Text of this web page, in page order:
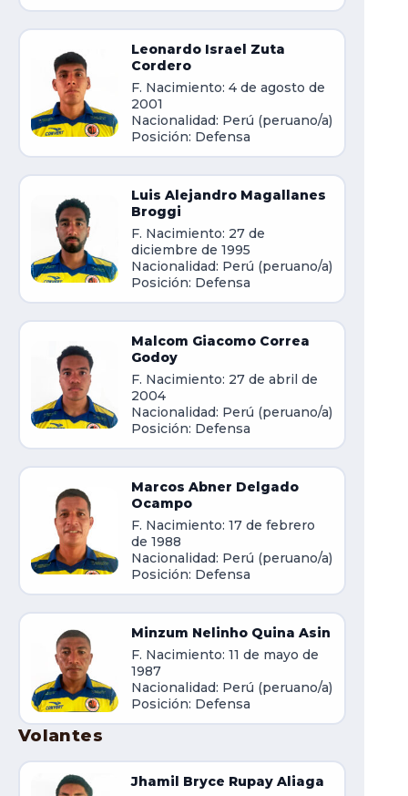
Leonardo Israel Zuta
Cordero
F. Nacimiento: 4 de agosto de
2001
Nacionalidad: Perú (peruano/a)
Posición: Defensa
Luis Alejandro Magallanes
Broggi
F. Nacimiento: 27 de
diciembre de 1995
Nacionalidad: Perú (peruano/a)
Posición: Defensa
Malcom Giacomo Correa
Godoy
F. Nacimiento: 27 de abril de
2004
Nacionalidad: Perú (peruano/a)
Posición: Defensa
Marcos Abner Delgado
Ocampo
F. Nacimiento: 17 de febrero
de 1988
Nacionalidad: Perú (peruano/a)
Posición: Defensa
Minzum Nelinho Quina Asin
F. Nacimiento: 11 de mayo de
1987
Nacionalidad: Perú (peruano/a)
Posición: Defensa
Volantes
Jhamil Bryce Rupay Aliaga